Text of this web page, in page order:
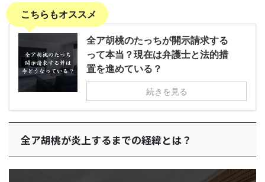
こちらもオススメ
全ア胡桃のたっちが開示請求する
って本当？現在は弁護士と法的措
置を進めている？
続きを見る
全ア胡桃が炎上するまでの経緯とは？